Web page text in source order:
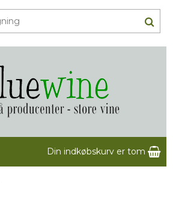
Din indkøbskurv er tom